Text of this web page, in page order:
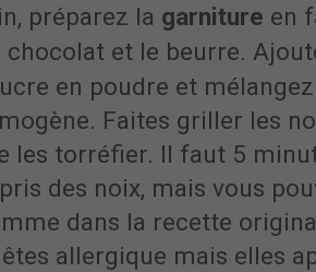
préparez la garniture en
chocolat et le beurre.
en poudre et
Faites griller les
les torréfier. Il faut 5
des noix, mais vous
dans la recette
allergique mais elles